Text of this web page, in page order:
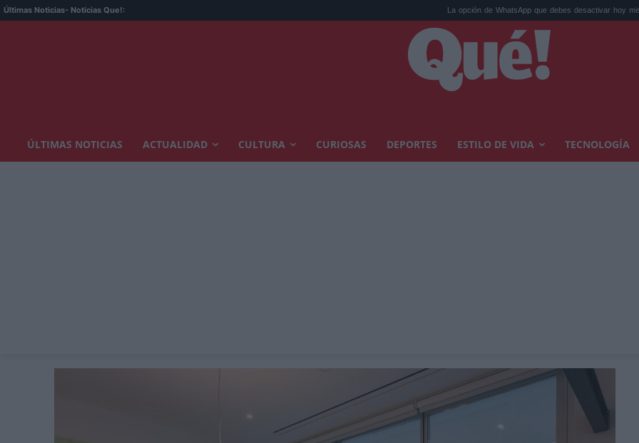
Últimas Noticias- Noticias Que!: La opción de WhatsApp que debes desactivar hoy mis... Calor
ÚLTIMAS NOTICIAS ACTUALIDAD CULTURA CURIOSAS DEPORTES ESTILO DE VIDA TECNOLOGÍA